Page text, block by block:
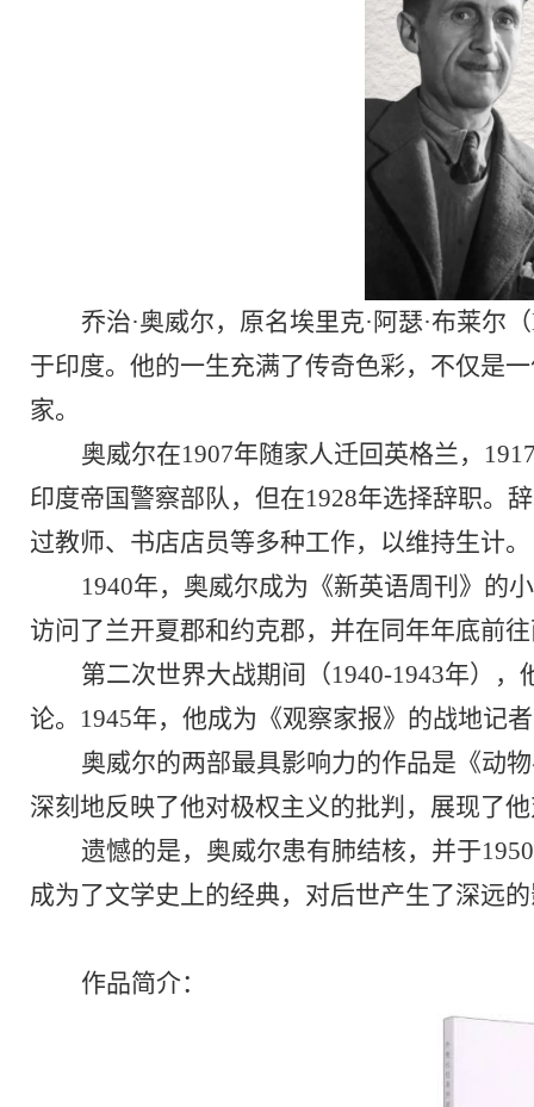
乔治·奥威尔，原名埃里克·阿瑟·布莱尔
于印度。他的一生充满了传奇色彩，不仅是
家。
奥威尔在1907年随家人迁回英格兰，
印度帝国警察部队，但在1928年选择辞职。
过教师、书店店员等多种工作，以维持生计。
1940年，奥威尔成为《新英语周刊》的
访问了兰开夏郡和约克郡，并在同年年底前
第二次世界大战期间（1940-1943年）
论。1945年，他成为《观察家报》的战地记
奥威尔的两部最具影响力的作品是《动
深刻地反映了他对极权主义的批判，展现了
遗憾的是，奥威尔患有肺结核，并于
成为了文学史上的经典，对后世产生了深远
作品简介：